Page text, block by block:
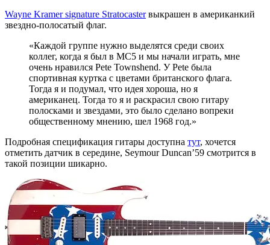
Wayne Kramer signature Stratocasterвыкрашен в американкий
звездно-полосатый флаг.
«Каждой группе нужно выделятся среди своих
коллег, когда я был в MC5 и мы начали играть, мне
очень нравился Pete Townshend. У Pete была
спортивная куртка с цветами британского флага.
Тогда я и подумал, что идея хороша, но я
американец. Тогда то я и раскрасил свою гитару
полосками и звездами, это было сделано вопреки
общественному мнению, шел 1968 год.»
Подробная спецификация гитары доступна тут, хочется
отметить датчик в середине, Seymour Duncan’59 смотрится в
такой позиции шикарно.